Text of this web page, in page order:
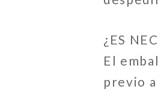
¿ES
El
previo